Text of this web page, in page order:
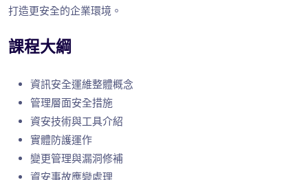
打造更安全的企業環境。
課程大綱
資訊安全運維整體概念
管理層面安全措施
資安技術與工具介紹
實體防護運作
變更管理與漏洞修補
資安事故應變處理